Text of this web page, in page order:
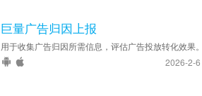
巨量广告归因上报
用于收集广告归因所需信息，评估广告投放转化效果
2026-2-